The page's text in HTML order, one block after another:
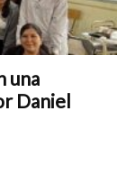
una
Daniel